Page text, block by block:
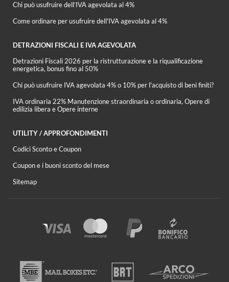
Chi può usufruire dell’IVA agevolata al 4%
Come ordinare per usufruire dell'IVA agevolata al 4%
DETRAZIONI FISCALI E IVA AGEVOLATA
Detrazioni Fiscali 2026 per la ristrutturazione e la riqualificazione
energetica, bonus fino al 50%
Chi può usufruire IVA agevolata 4% o 10% per l'acquisto di beni finiti?
IVA ordinaria 22% Manutenzione straordinaria o ordinaria, Opere di
edilizia libera e Opere interne
UTILITY / APPROFONDIMENTI
Codici Sconto e Coupon
Coupon e i buoni sconto del mese
Sitemap